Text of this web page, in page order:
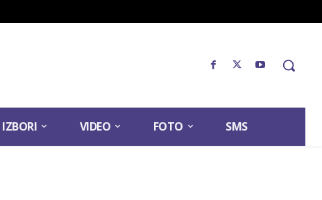
IZBORI VIDEO FOTO SMS